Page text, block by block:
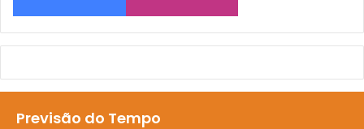
Previsão do Tempo